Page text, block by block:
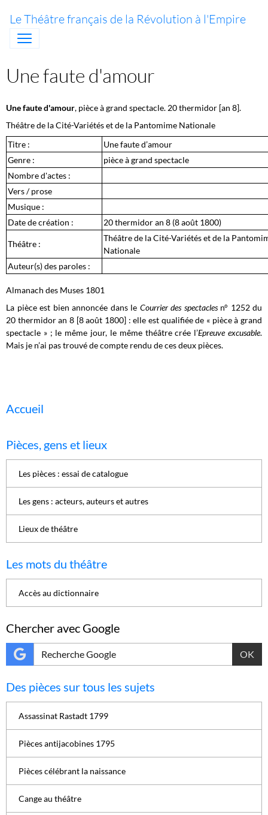
Le Théâtre français de la Révolution à l'Empire
Une faute d'amour
Une faute d'amour, pièce à grand spectacle. 20 thermidor [an 8].
Théâtre de la Cité-Variétés et de la Pantomime Nationale
Titre :
Une faute d’amour
Genre :
pièce à grand spectacle
Nombre d'actes :
Vers / prose
Musique :
Date de création :
20 thermidor an 8 (8 août 1800)
Théâtre :
Théâtre de la Cité-Variétés et de la
Nationale
Auteur(s) des paroles :
Almanach des Muses 1801
La pièce est bien annoncée dans le Courrier des spectaclesn° 1252 du
20 thermidor an 8 [8 août 1800] : elle est qualifiée de « pièce à grand
spectacle » ; le même jour, le même théâtre crée l’Epreuve excusable.
Mais je n’ai pas trouvé de compte rendu de ces deux pièces.
Accueil
Pièces, gens et lieux
Les pièces : essai de catalogue
Les gens : acteurs, auteurs et autres
Lieux de théâtre
Les mots du théâtre
Accès au dictionnaire
Chercher avec Google
OK
Des pièces sur tous les sujets
Assassinat Rastadt 1799
Pièces antijacobines 1795
Pièces célébrant la naissance
Cange au théâtre